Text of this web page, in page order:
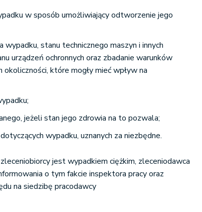
w sposób umożliwiający odtworzenie jego
wypadku, stanu technicznego maszyn i innych
urządzeń ochronnych oraz zbadanie warunków
okoliczności, które mogły mieć wpływ na
jeżeli stan jego zdrowia na to pozwala;
wypadku, uznanych za niezbędne.
jest wypadkiem ciężkim, zleceniodawca
o tym fakcie inspektora pracy oraz
na siedzibę pracodawcy